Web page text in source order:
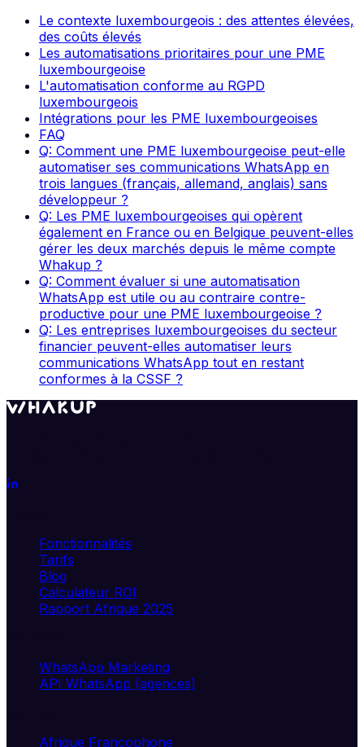
Le contexte luxembourgeois : des attentes élevées,
des coûts élevés
Les automatisations prioritaires pour une PME
luxembourgeoise
L'automatisation conforme au RGPD
luxembourgeois
Intégrations pour les PME luxembourgeoises
FAQ
Q: Comment une PME luxembourgeoise peut-elle
automatiser ses communications WhatsApp en
trois langues (français, allemand, anglais) sans
développeur ?
Q: Les PME luxembourgeoises qui opèrent
également en France ou en Belgique peuvent-elles
gérer les deux marchés depuis le même compte
Whakup ?
Q: Comment évaluer si une automatisation
WhatsApp est utile ou au contraire contre-
productive pour une PME luxembourgeoise ?
Q: Les entreprises luxembourgeoises du secteur
financier peuvent-elles automatiser leurs
communications WhatsApp tout en restant
conformes à la CSSF ?
Fonctionnalités
Tarifs
Blog
Calculateur ROI
Rapport Afrique 2025
WhatsApp Marketing
API WhatsApp (agences)
Afrique Francophone